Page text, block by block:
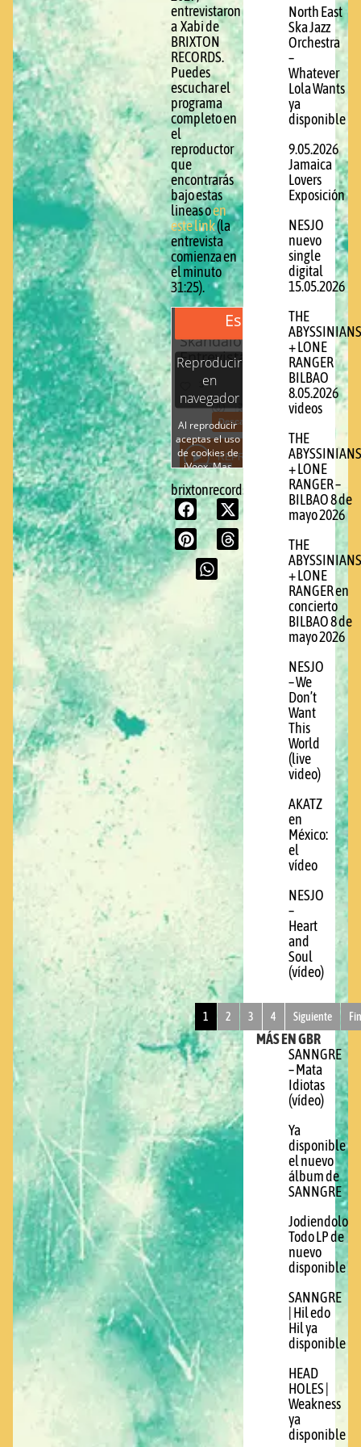
entrevistaron
a Xabi de
BRIXTON
RECORDS.
Puedes
escuchar el
programa
completo en
el
reproductor
que
encontrarás
bajo estas
lineas oen
este link(la
entrevista
comienza en
el minuto
31:25).
brixtonrecords.com
North East
Ska Jazz
Orchestra
–
Whatever
Lola Wants
ya
disponible
9.05.2026
Jamaica
Lovers
Exposición
NESJO
nuevo
single
digital
15.05.2026
THE
ABYSSINIANS
+ LONE
RANGER
BILBAO
8.05.2026
videos
THE
ABYSSINIANS
+ LONE
RANGER –
BILBAO 8 de
mayo 2026
THE
ABYSSINIANS
+ LONE
RANGER en
concierto
BILBAO 8 de
mayo 2026
NESJO
– We
Don’t
Want
This
World
(live
video)
AKATZ
en
México:
el
vídeo
NESJO
–
Heart
and
Soul
(vídeo)
1 2 3 4 Siguiente
MÁS EN GBR
SANNGRE
– Mata
Idiotas
(vídeo)
Ya
disponible
el nuevo
álbum de
SANNGRE
Jodiendolo
Todo LP de
nuevo
disponible
SANNGRE
| Hil edo
Hil ya
disponible
HEAD
HOLES |
Weakness
ya
disponible